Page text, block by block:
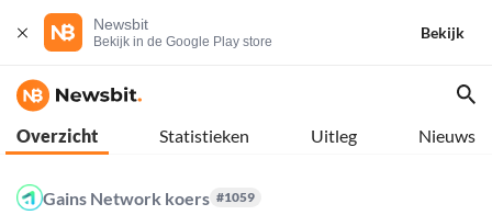
Newsbit
Bekijk in de Google Play store
Bekijk
Overzicht Statistieken Uitleg Nieuws
Gains Network koers #1059